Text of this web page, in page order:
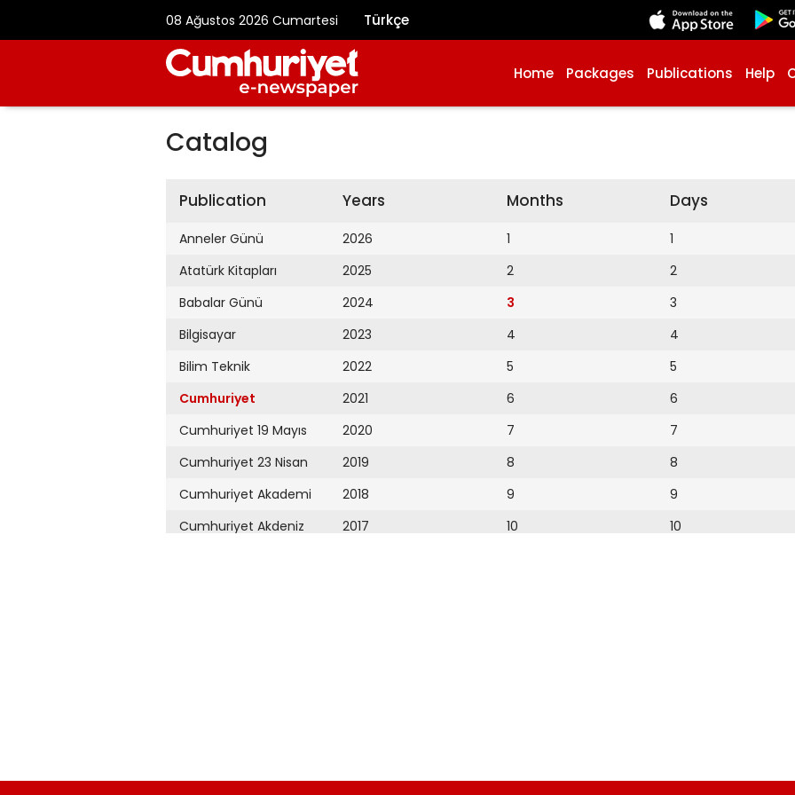
08 Ağustos 2026 Cumartesi Türkçe
Home Packages Publications Help
Catalog
Publication
Anneler Günü
Atatürk Kitapları
Babalar Günü
Bilgisayar
Bilim Teknik
Cumhuriyet
Cumhuriyet 19 Mayıs
Cumhuriyet 23 Nisan
Cumhuriyet Akademi
Cumhuriyet Akdeniz
Cumhuriyet Çevre
Years
2026
2025
2024
2023
2022
2021
2020
2019
2018
2017
2009
Months
1
2
3
4
5
6
7
8
9
10
Days
1
2
3
4
5
6
7
8
9
10
18